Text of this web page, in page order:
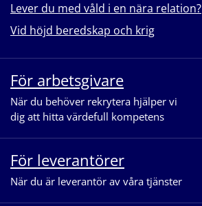
Lever du med våld i en nära relation?
Vid höjd beredskap och krig
För arbetsgivare
När du behöver rekrytera hjälper vi
dig att hitta värdefull kompetens
För leverantörer
När du är leverantör av våra tjänster